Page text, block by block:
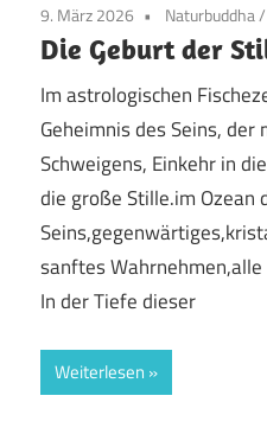
9. März 2026 Naturbuddha/
Die Geburt der
Im astrologischen
Geheimnis des Seins, der
Schweigens, Einkehr in
die große Stille.im Ozean
sanftes
In der Tiefe dieser
Weiterlesen